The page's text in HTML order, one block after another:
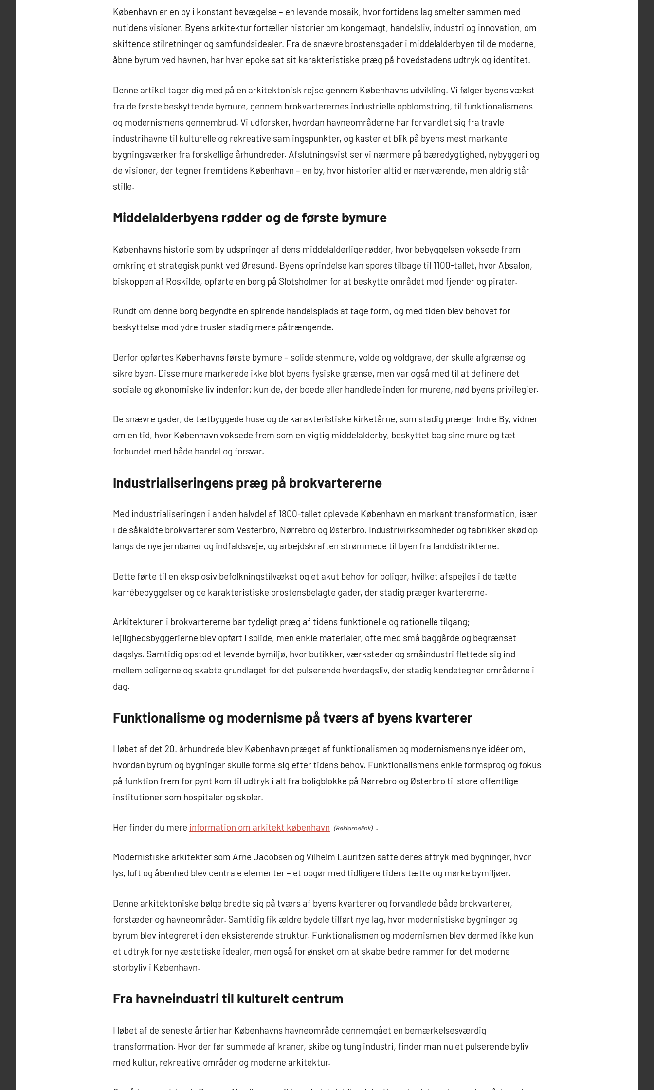
København er en by i konstant bevægelse – en levende mosaik, hvor fortidens lag smelter sammen med
nutidens visioner. Byens arkitektur fortæller historier om kongemagt, handelsliv, industri og innovation, om
skiftende stilretninger og samfundsidealer. Fra de snævre brostensgader i middelalderbyen til de moderne,
åbne byrum ved havnen, har hver epoke sat sit karakteristiske præg på hovedstadens udtryk og identitet.
Denne artikel tager dig med på en arkitektonisk rejse gennem Københavns udvikling. Vi følger byens vækst
fra de første beskyttende bymure, gennem brokvarterernes industrielle opblomstring, til funktionalismens
og modernismens gennembrud. Vi udforsker, hvordan havneområderne har forvandlet sig fra travle
industrihavne til kulturelle og rekreative samlingspunkter, og kaster et blik på byens mest markante
bygningsværker fra forskellige århundreder. Afslutningsvist ser vi nærmere på bæredygtighed, nybyggeri og
de visioner, der tegner fremtidens København – en by, hvor historien altid er nærværende, men aldrig står
stille.
Middelalderbyens rødder og de første bymure
Københavns historie som by udspringer af dens middelalderlige rødder, hvor bebyggelsen voksede frem
omkring et strategisk punkt ved Øresund. Byens oprindelse kan spores tilbage til 1100-tallet, hvor Absalon,
biskoppen af Roskilde, opførte en borg på Slotsholmen for at beskytte området mod fjender og pirater.
Rundt om denne borg begyndte en spirende handelsplads at tage form, og med tiden blev behovet for
beskyttelse mod ydre trusler stadig mere påtrængende.
Derfor opførtes Københavns første bymure – solide stenmure, volde og voldgrave, der skulle afgrænse og
sikre byen. Disse mure markerede ikke blot byens fysiske grænse, men var også med til at definere det
sociale og økonomiske liv indenfor; kun de, der boede eller handlede inden for murene, nød byens privilegier.
De snævre gader, de tætbyggede huse og de karakteristiske kirketårne, som stadig præger Indre By, vidner
om en tid, hvor København voksede frem som en vigtig middelalderby, beskyttet bag sine mure og tæt
forbundet med både handel og forsvar.
Industrialiseringens præg på brokvartererne
Med industrialiseringen i anden halvdel af 1800-tallet oplevede København en markant transformation, især
i de såkaldte brokvarterer som Vesterbro, Nørrebro og Østerbro. Industrivirksomheder og fabrikker skød op
langs de nye jernbaner og indfaldsveje, og arbejdskraften strømmede til byen fra landdistrikterne.
Dette førte til en eksplosiv befolkningstilvækst og et akut behov for boliger, hvilket afspejles i de tætte
karrébebyggelser og de karakteristiske brostensbelagte gader, der stadig præger kvartererne.
Arkitekturen i brokvartererne bar tydeligt præg af tidens funktionelle og rationelle tilgang;
lejlighedsbyggerierne blev opført i solide, men enkle materialer, ofte med små baggårde og begrænset
dagslys. Samtidig opstod et levende bymiljø, hvor butikker, værksteder og småindustri flettede sig ind
mellem boligerne og skabte grundlaget for det pulserende hverdagsliv, der stadig kendetegner områderne i
dag.
Funktionalisme og modernisme på tværs af byens kvarterer
I løbet af det 20. århundrede blev København præget af funktionalismen og modernismens nye idéer om,
hvordan byrum og bygninger skulle forme sig efter tidens behov. Funktionalismens enkle formsprog og fokus
på funktion frem for pynt kom til udtryk i alt fra boligblokke på Nørrebro og Østerbro til store offentlige
institutioner som hospitaler og skoler.
Her finder du mere information om arkitekt københavn .
Modernistiske arkitekter som Arne Jacobsen og Vilhelm Lauritzen satte deres aftryk med bygninger, hvor
lys, luft og åbenhed blev centrale elementer – et opgør med tidligere tiders tætte og mørke bymiljøer.
Denne arkitektoniske bølge bredte sig på tværs af byens kvarterer og forvandlede både brokvarterer,
forstæder og havneområder. Samtidig fik ældre bydele tilført nye lag, hvor modernistiske bygninger og
byrum blev integreret i den eksisterende struktur. Funktionalismen og modernismen blev dermed ikke kun
et udtryk for nye æstetiske idealer, men også for ønsket om at skabe bedre rammer for det moderne
storbyliv i København.
Fra havneindustri til kulturelt centrum
I løbet af de seneste årtier har Københavns havneområde gennemgået en bemærkelsesværdig
transformation. Hvor der før summede af kraner, skibe og tung industri, finder man nu et pulserende byliv
med kultur, rekreative områder og moderne arkitektur.